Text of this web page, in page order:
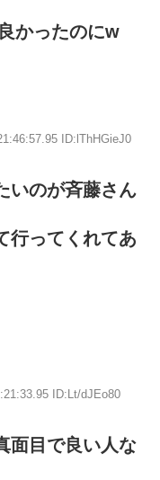
かったのにw
ID:lThHGieJ0
いのが斉藤さん
行ってくれてあ
ID:Lt/dJEo80
面目で良い人な